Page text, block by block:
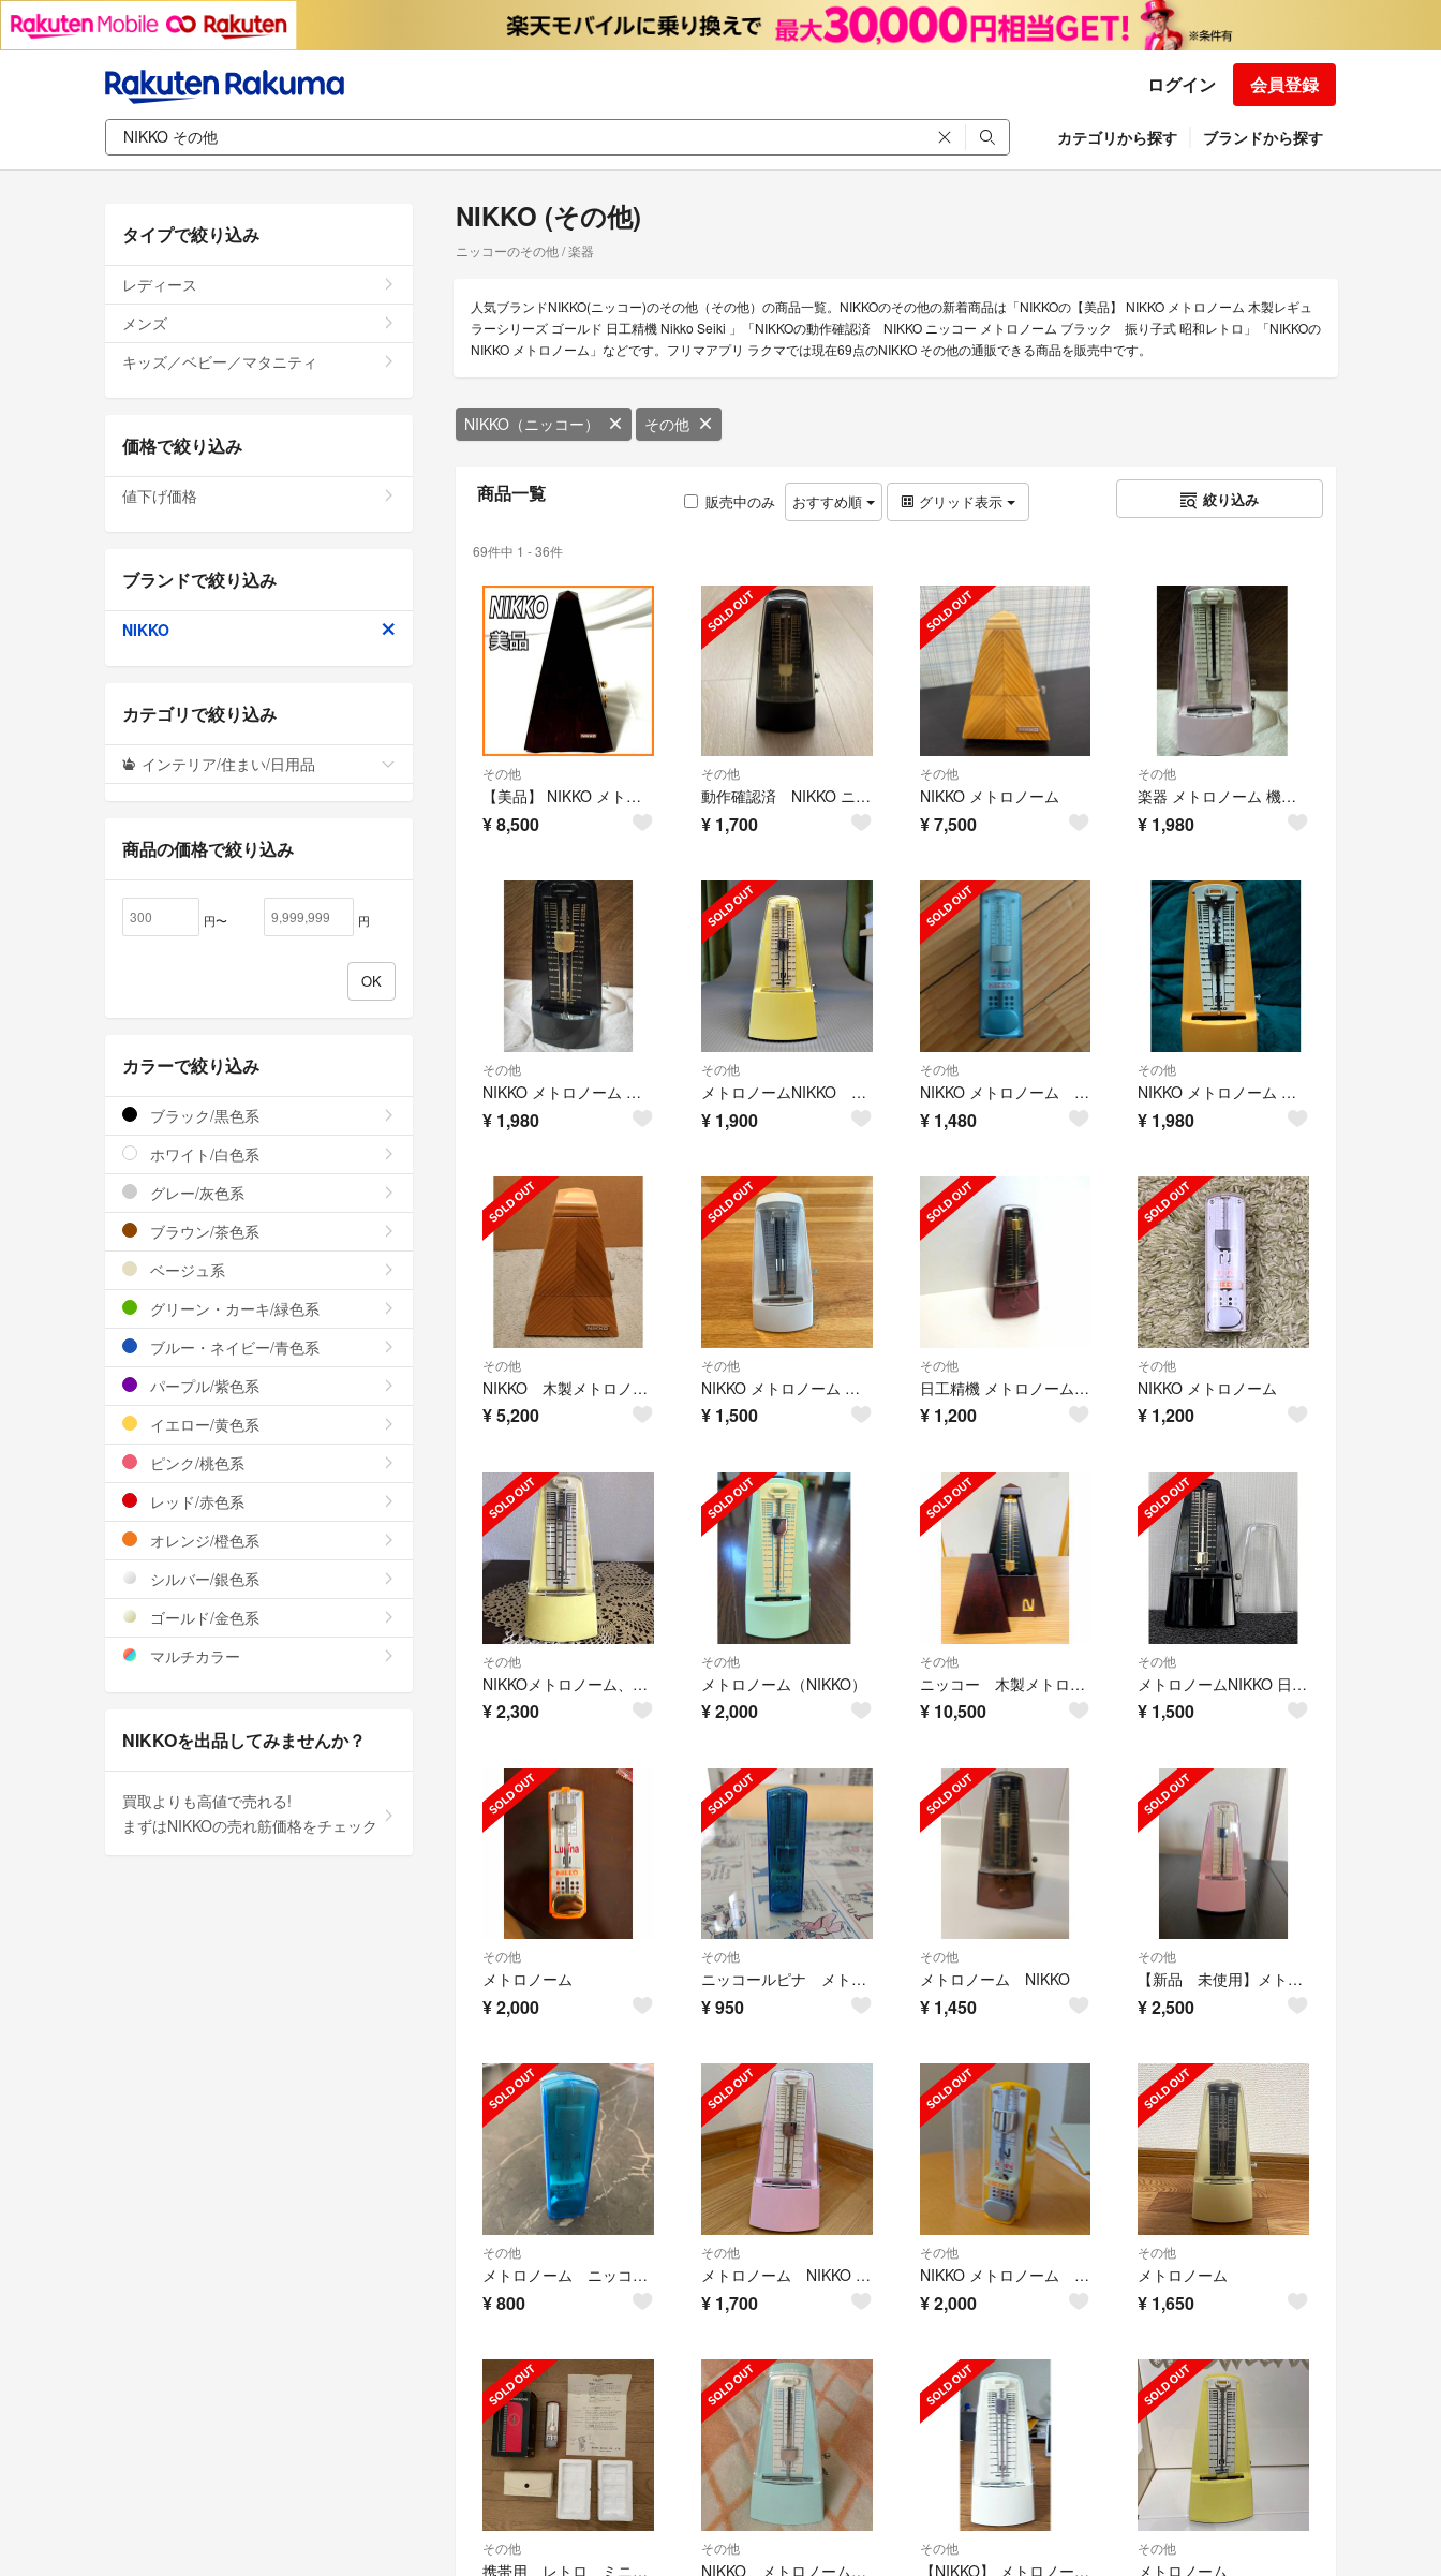
ログイン 会員登録
カテゴリから探す ブランドから探す
NIKKO (その他)
ニッコーのその他 / 楽器
人気ブランドNIKKO(ニッコー)のその他（その他）の商品一覧。NIKKOのその他の新着商品は「NIKKOの【美品】 NIKKO メトロノーム 木製レギュ
ラーシリーズ ゴールド 日工精機 Nikko Seiki 」「NIKKOの動作確認済 NIKKO ニッコー メトロノーム ブラック 振り子式 昭和レトロ」「NIKKOの
NIKKO メトロノーム」などです。フリマアプリ ラクマでは現在69点のNIKKO その他の通販できる商品を販売中です。
NIKKO（ニッコー） その他
商品一覧 販売中のみ おすすめ順 グリッド表示 絞り込み
69件中 1 - 36件
その他
【美品】 NIKKO メトロノーム 木製レギュラーシリーズ ゴールド 日工精機 Nikko Seiki
¥8,500
その他
動作確認済 NIKKO ニッコー メトロノーム ブラック 振り子式 昭和レトロ
¥ 1,700
その他
NIKKO メトロノーム
¥7,500
その他
楽器 メトロノーム 機械巻き 美品
¥ 1,980
その他
NIKKO メトロノーム アナログ 40-208 BPM
¥ 1,980
その他
メトロノームNIKKO 日本製
¥ 1,900
その他
NIKKO メトロノーム Hi-mini
¥ 1,480
その他
NIKKO メトロノーム イエロー 40-208 BPM
¥ 1,980
その他
NIKKO 木製メトロノーム
¥5,200
その他
NIKKO メトロノーム スタンダード アイボリー NIKKO
¥ 1,500
その他
日工精機 メトロノーム 半透明のブラウン色
¥ 1,200
その他
NIKKO メトロノーム
¥ 1,200
その他
NIKKOメトロノーム、ピアノお手入れセット付属
¥2,300
その他
メトロノーム（NIKKO）
¥2,000
その他
ニッコー 木製メトロノーム 美品
¥ 10,500
その他
メトロノームNIKKO 日本製
¥ 1,500
その他
メトロノーム
¥2,000
その他
ニッコールピナ メトロノーム ブルー 青
¥950
その他
メトロノーム NIKKO
¥ 1,450
その他
【新品 未使用】メトロノーム
¥2,500
その他
メトロノーム ニッコールピナ
¥800
その他
メトロノーム NIKKO ピンク
¥ 1,700
その他
NIKKO メトロノーム Hi-Mini
¥2,000
その他
メトロノーム
¥ 1,650
その他
携帯用 レトロ ミニメトロノーム
その他
NIKKO メトロノーム パールブルー
その他
【NIKKO】 メトロノーム スタンダード(アイボリー)【中古】
その他
メトロノーム
タイプで絞り込み
レディース
メンズ
キッズ／ベビー／マタニティ
価格で絞り込み
値下げ価格
ブランドで絞り込み
NIKKO
カテゴリで絞り込み
インテリア/住まい/日用品
商品の価格で絞り込み
円〜 円
カラーで絞り込み
ブラック/黒色系
ホワイト/白色系
グレー/灰色系
ブラウン/茶色系
ベージュ系
グリーン・カーキ/緑色系
ブルー・ネイビー/青色系
パープル/紫色系
イエロー/黄色系
ピンク/桃色系
レッド/赤色系
オレンジ/橙色系
シルバー/銀色系
ゴールド/金色系
マルチカラー
NIKKOを出品してみませんか？
買取よりも高値で売れる!
まずはNIKKOの売れ筋価格をチェック